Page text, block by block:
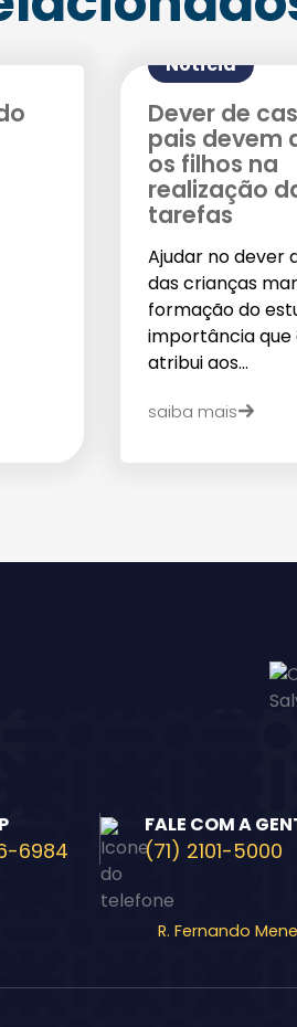
Notícia
Dever de
pais devem
os filhos na
realização
tarefas
Ajudar no dever
das crianças
formação do
importância que
atribui aos...
saiba mais
6984
FALE COM A
(71) 2101-5000
R. Fernando